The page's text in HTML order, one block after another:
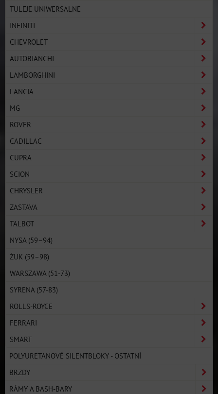
TULEJE UNIWERSALNE
INFINITI
CHEVROLET
AUTOBIANCHI
LAMBORGHINI
LANCIA
MG
ROVER
CADILLAC
CUPRA
SCION
CHRYSLER
ZASTAVA
TALBOT
NYSA (59–94)
ŻUK (59–98)
WARSZAWA (51-73)
SYRENA (57-83)
ROLLS-ROYCE
FERRARI
SMART
POLYURETANOVÉ SILENTBLOKY - OSTATNÍ
BRZDY
RÁMY A BASH-BARY